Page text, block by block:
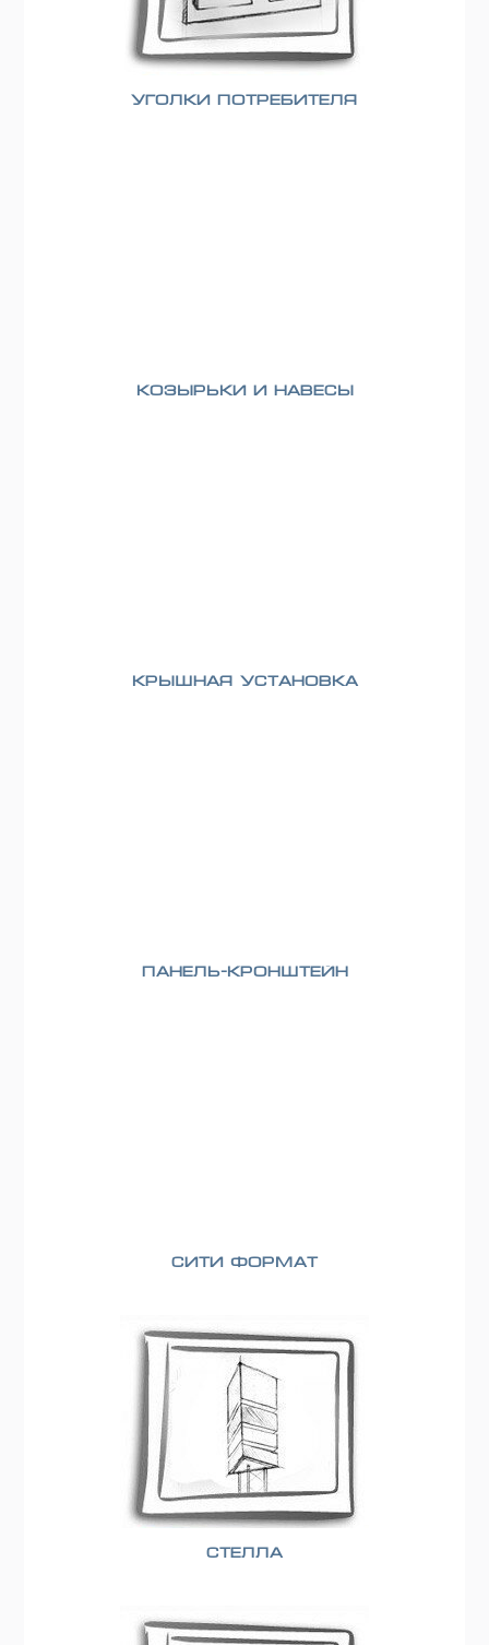
Уголки потребителя
Козырьки и навесы
Крышная установка
Панель-кронштейн
Сити формат
Стелла